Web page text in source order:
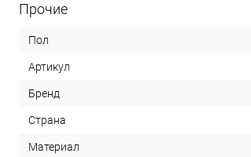
Прочие
Пол
Артикул
Бренд
Страна
Материал